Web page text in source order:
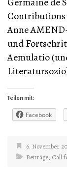
Anne
und
Aemulatio
Teilen mit:
Facebook
6. November
Beiträge, Call